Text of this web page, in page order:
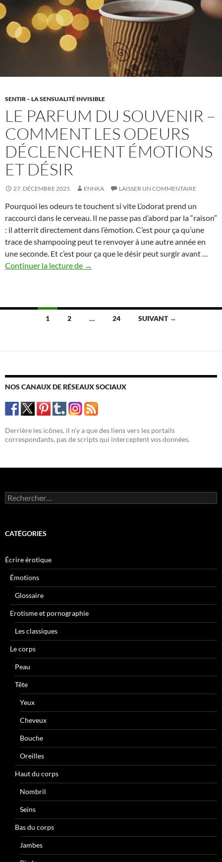
émotionnel
en
SENTIR – LA SENSUALITÉ INVISIBLE
LE PARFUM DU SOUVENIR –
COMMENT LES ODEURS
DÉCLENCHENT ÉMOTIONS
ET DÉSIR
27. DÉCEMBRE 2025 ENNKA LAISSER UN COMMENTAIRE
Pourquoi les odeurs te touchent si vite L’odorat prend un
raccourci dans le cerveau. Il ne passe pas d’abord par la “raison”
: il atterrit directement dans l’émotion. C’est pour ça qu’une
trace de shampooing peut te renvoyer à une autre année en
une seconde. Et c’est pour ça que le désir peut surgir avant …
Continuer la lecture de Le
–
Comment
et
→
Navigation
articles
1 2 … 24 SUIVANT →
NOS CANAUX DE RÉSEAUX SOCIAUX
Derrière les icônes, il n'y a que des liens vers les portails
correspondants, pas de scripts qui interceptent vos données.
Rechercher :
CATÉGORIES
Écrire érotique
Émotions
Glossaire
Erotisme et pornographie
Les classiques
Le corps
Peau
Tête
Yeux
Cheveux
Bouche
Oreilles
Haut du corps
Nombril
Seins
Bas du corps
Jambes